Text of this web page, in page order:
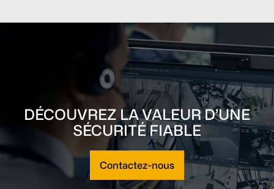
DÉCOUVREZ LA VALEUR D’UNE
SÉCURITÉ FIABLE
Contactez-nous